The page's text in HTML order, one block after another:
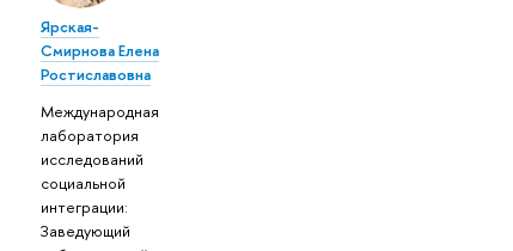
Ярская-
Смирнова Елена
Ростиславовна
Международная
лаборатория
исследований
социальной
интеграции:
Заведующий